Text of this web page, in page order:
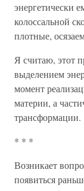
энергетически
колоссальной
плотные,
Я считаю, этот
выделением
момент
материи, а
трансформации.
* * *
Возникает
появиться